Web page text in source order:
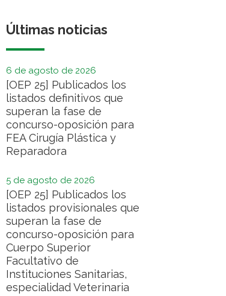
Últimas noticias
6 de agosto de 2026
[OEP 25] Publicados los
listados definitivos que
superan la fase de
concurso-oposición para
FEA Cirugía Plástica y
Reparadora
5 de agosto de 2026
[OEP 25] Publicados los
listados provisionales que
superan la fase de
concurso-oposición para
Cuerpo Superior
Facultativo de
Instituciones Sanitarias,
especialidad Veterinaria